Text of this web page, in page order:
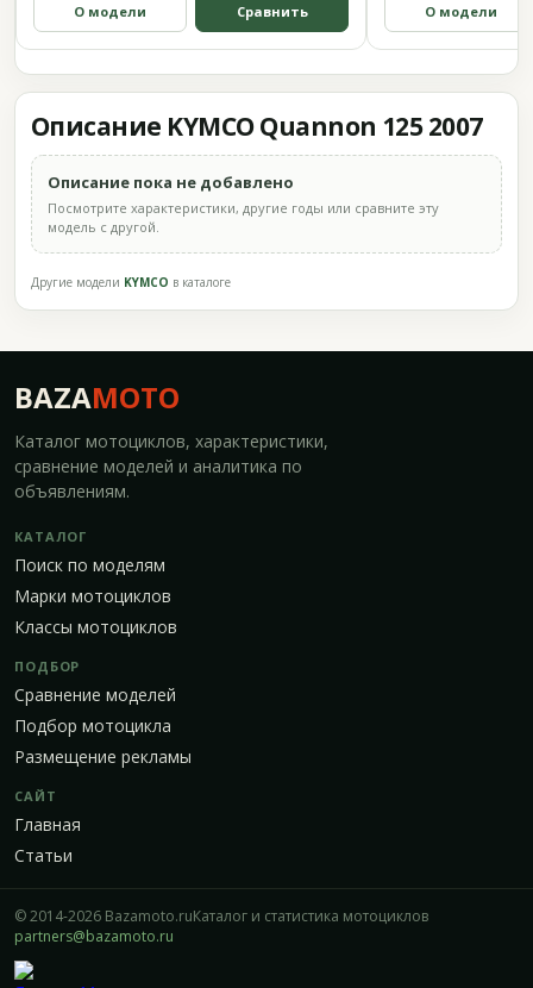
О модели Сравнить О модели
Описание KYMCO Quannon 125 2007
Описание пока не добавлено
Посмотрите характеристики, другие годы или сравните эту
модель с другой.
Другие модели KYMCO в каталоге
BAZAMOTO
Каталог мотоциклов, характеристики,
сравнение моделей и аналитика по
объявлениям.
КАТАЛОГ
Поиск по моделям
Марки мотоциклов
Классы мотоциклов
ПОДБОР
Сравнение моделей
Подбор мотоцикла
Размещение рекламы
САЙТ
Главная
Статьи
© 2014-2026 Bazamoto.ruКаталог и статистика мотоциклов
partners@bazamoto.ru